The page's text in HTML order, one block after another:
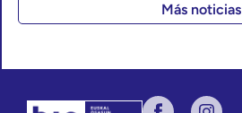
Más noticias